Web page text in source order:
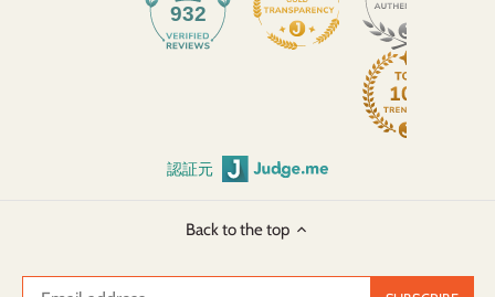
932
認証元
Back to the top